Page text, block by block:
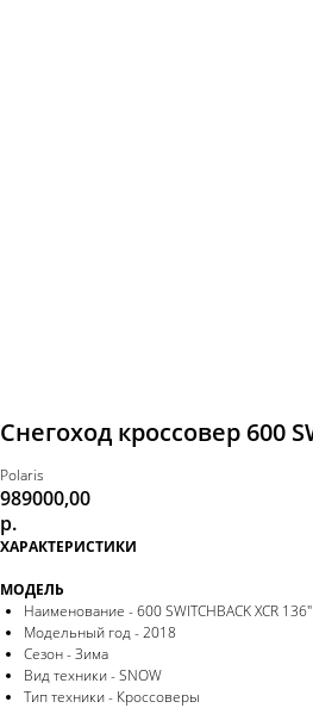
Снегоход кроссовер 600
Polaris
989000,00
р.
ХАРАКТЕРИСТИКИ
МОДЕЛЬ
Наименование - 600 SWITCHBACK XCR 136"
Модельный год - 2018
Сезон - Зима
Вид техники - SNOW
Тип техники - Кроссоверы